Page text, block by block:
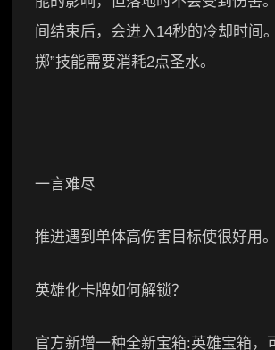
间结束后，会进入14秒的冷却时间
掷”技能需要消耗2点圣水。
一言难尽
推进遇到单体高伤害目标使很好用。
英雄化卡牌如何解锁？
官方新增一种全新宝箱:英雄宝箱，